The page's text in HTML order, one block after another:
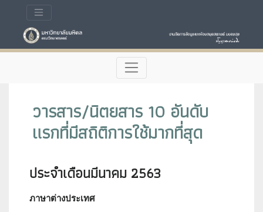
วารสาร/นิตยสาร 10 อันดับ
แรกที่มีสถิติการใช้มากที่สุด
ประจำเดือนมีนาคม 2563
ภาษาต่างประเทศ